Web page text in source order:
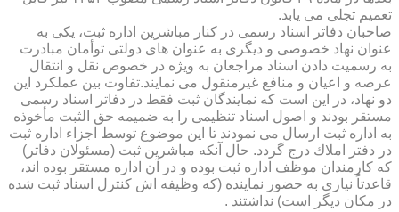
تعمیم تجلی می یابد.
صاحبان دفاتر اسناد رسمی در كنار مباشرین اداره ثبت، یكی به
عنوان نهاد خصوصی و دیگری به عنوان های دولتی توأمان مبادرت
به رسمیت دادن اسناد مراجعان به ویژه در خصوص نقل و انتقال
عرصه و اعیان و منافع غیرمنقول می نمایند.تفاوت بین عملكرد این
دو نهاد، در این است كه نمایندگان ثبت فقط در دفاتر اسناد رسمی
مستقر بودند و اصول اسناد تنظیمی را به ضمیمه حق الثبت مأخوذه
به اداره ثبت ارسال می نمودند تا این موضوع توسط اجزاء اداره ثبت
در دفتر املاك درج گردد. حال آنكه مباشرین ثبت (مسئولان دفاتر)
كه كارمندان موظف اداره ثبت بوده و در آن اداره مستقر بوده اند،
قاعدتاً نیازی به حضور نماینده (كه وظیفه اش كنترل اسناد ثبت شده
در مكان دیگر است) نداشتند .